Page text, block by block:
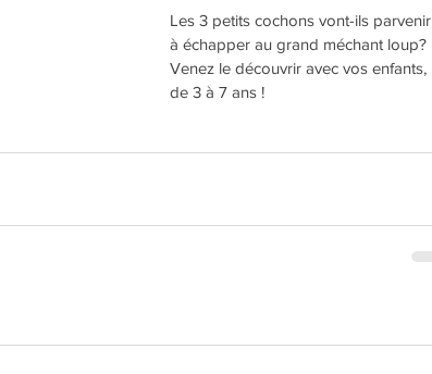
Les 3 petits cochons vont-ils parvenir
à échapper au grand méchant loup?
Venez le découvrir avec vos enfants,
de 3 à 7 ans !